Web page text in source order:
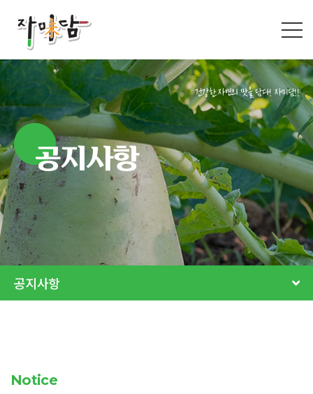
공지사항
건강한 자연의 맛을 담다! 자미담!!
공지사항
Notice